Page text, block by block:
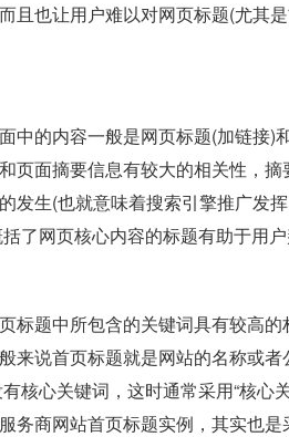
且也让用户难以对网页标题(尤其
中的内容一般是网页标题(加链接)
页面摘要信息有较大的相关性，
发生(也就意味着搜索引擎推广发
了网页核心内容的标题有助于用户
标题中所包含的关键词具有较高
来说首页标题就是网站的名称或
核心关键词，这时通常采用“核心
务商网站首页标题实例，其实也